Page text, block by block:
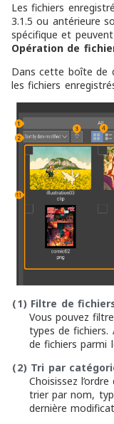
Les fichiers
3.1.5 ou antérieure
spécifique et
Opération de
Dans cette boîte de
les fichiers
(1) Filtre de
Vous pouvez
types de fichiers.
de fichiers parmi
(2) Tri par
Choisissez
trier par nom,
dernière